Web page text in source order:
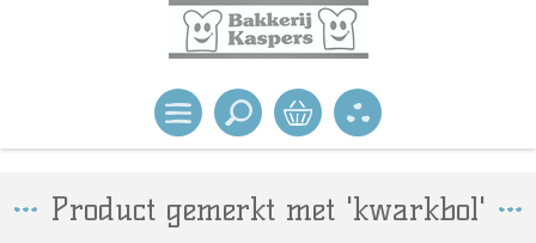
Product gemerkt met 'kwarkbol'